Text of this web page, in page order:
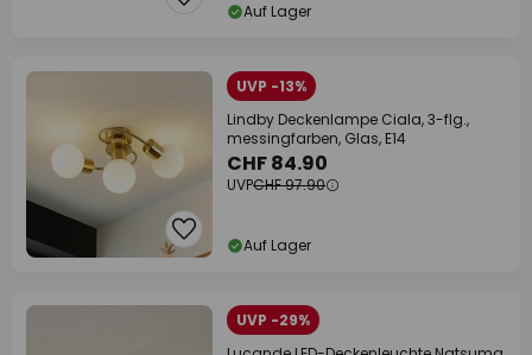
Auf Lager
UVP -13%
Lindby Deckenlampe Ciala, 3-flg.,
messingfarben, Glas, E14
CHF 84.90
UVPCHF 97.90
Auf Lager
UVP -29%